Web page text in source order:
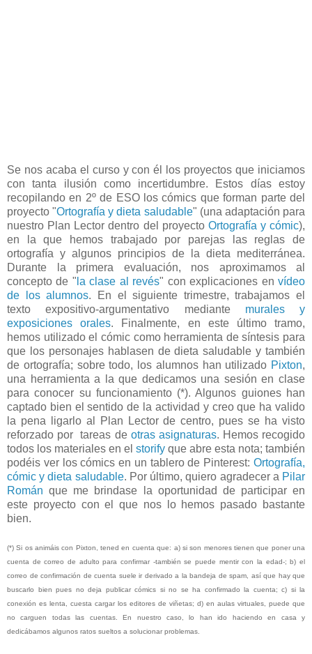
Se nos acaba el curso y con él los proyectos que iniciamos
con tanta ilusión como incertidumbre. Estos días estoy
recopilando en 2º de ESO los cómics que forman parte del
proyecto "Ortografía y dieta saludable" (una adaptación para
nuestro Plan Lector dentro del proyecto Ortografía y cómic),
en la que hemos trabajado por parejas las reglas de
ortografía y algunos principios de la dieta mediterránea.
Durante la primera evaluación, nos aproximamos al
concepto de " la clase al revés" con explicaciones envídeo
de los alumnos. En el siguiente trimestre, trabajamos el
texto expositivo-argumentativo mediante murales y
exposiciones orales. Finalmente, en este último tramo,
hemos utilizado el cómic como herramienta de síntesis para
que los personajes hablasen de dieta saludable y también
de ortografía; sobre todo, los alumnos han utilizado Pixton,
una herramienta a la que dedicamos una sesión en clase
para conocer su funcionamiento (*). Algunos guiones han
captado bien el sentido de la actividad y creo que ha valido
la pena ligarlo al Plan Lector de centro, pues se ha visto
reforzado por tareas de otras asignaturas. Hemos recogido
todos los materiales en el storify que abre esta nota; también
podéis ver los cómics en un tablero de Pinterest: Ortografía,
cómic y dieta saludable. Por último, quiero agradecer a Pilar
Román que me brindase la oportunidad de participar en
este proyecto con el que nos lo hemos pasado bastante
bien.
(*) Si os animáis con Pixton, tened en cuenta que: a) si son menores tienen que poner una
cuenta de correo de adulto para confirmar -también se puede mentir con la edad-; b) el
correo de confirmación de cuenta suele ir derivado a la bandeja de spam, así que hay que
buscarlo bien pues no deja publicar cómics si no se ha confirmado la cuenta; c) si la
conexión es lenta, cuesta cargar los editores de viñetas; d) en aulas virtuales, puede que
no carguen todas las cuentas. En nuestro caso, lo han ido haciendo en casa y
dedicábamos algunos ratos sueltos a solucionar problemas.